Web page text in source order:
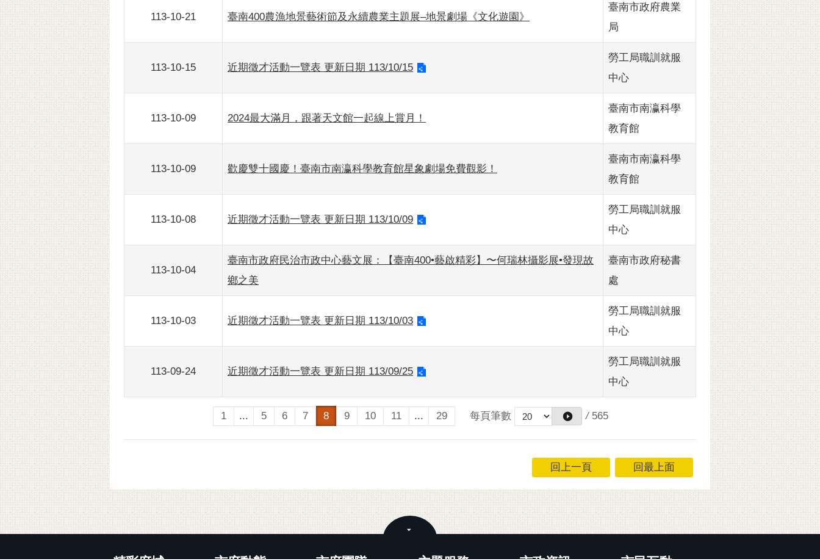
113-10-21 臺南400農漁地景藝術節及永續農業主題展–地景劇場《文化遊園》
臺南市政府農業
局
113-10-15 近期徵才活動一覽表 更新日期 113/10/15
勞工局職訓就服
中心
113-10-09 2024最大滿月，跟著天文館一起線上賞月！
臺南市南瀛科學
教育館
113-10-09 歡慶雙十國慶！臺南市南瀛科學教育館星象劇場免費觀影！
臺南市南瀛科學
教育館
113-10-08 近期徵才活動一覽表 更新日期 113/10/09
勞工局職訓就服
中心
113-10-04
臺南市政府民治市政中心藝文展：【臺南400•藝啟精彩】〜何瑞林攝影展•發現故
鄉之美
臺南市政府秘書
處
113-10-03 近期徵才活動一覽表 更新日期 113/10/03
勞工局職訓就服
中心
113-09-24 近期徵才活動一覽表 更新日期 113/09/25
勞工局職訓就服
中心
1 ... 5 6 7 8 9 10 11 ... 29 每頁筆數 / 565
回上一頁 回最上面